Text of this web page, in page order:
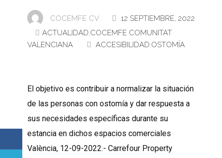
COCEMFE CV .
12 SEPTIEMBRE, 2022
ACTUALIDAD,COCEMFE COMUNITAT
VALENCIANA
ACCESIBILIDAD,OSTOMÍA
El objetivo es contribuir a normalizar la situación
de las personas con ostomía y dar respuesta a
sus necesidades específicas durante su
estancia en dichos espacios comerciales
València, 12-09-2022.- Carrefour Property